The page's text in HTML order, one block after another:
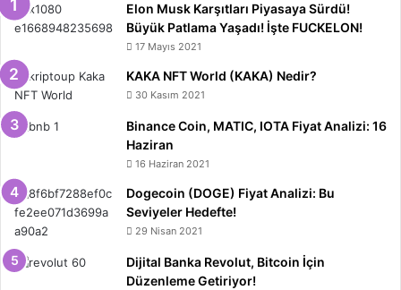
Elon Musk Karşıtları Piyasaya Sürdü!
Büyük Patlama Yaşadı! İşte FUCKELON!
17 Mayıs 2021
KAKA NFT World (KAKA) Nedir?
30 Kasım 2021
Binance Coin, MATIC, IOTA Fiyat Analizi: 16
Haziran
16 Haziran 2021
Dogecoin (DOGE) Fiyat Analizi: Bu
Seviyeler Hedefte!
29 Nisan 2021
Dijital Banka Revolut, Bitcoin İçin
Düzenleme Getiriyor!